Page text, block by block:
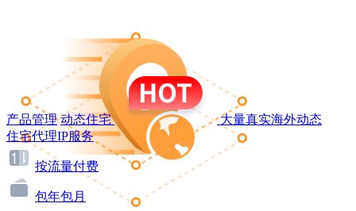
产品管理 动态住宅
大量真实海外动态
住宅代理IP服务
按流量付费
包年包月